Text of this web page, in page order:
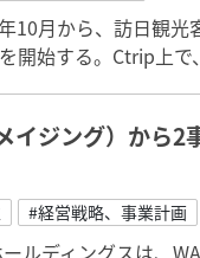
10月から、訪日観光
開始する。Ctrip上で
ジング）から2
#経営戦略、事業計画
ルディングスは、